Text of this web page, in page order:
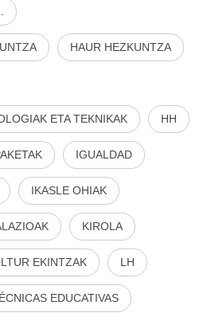
HAUR HEZKUNTZA
ETA TEKNIKAK HH
IGUALDAD
IKASLE OHIAK
KIROLA
EKINTZAK LH
EDUCATIVAS